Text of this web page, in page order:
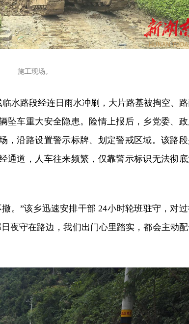
施工现场。
临水路段经连日雨水冲刷，大片路基被掏空、
坠车重大安全隐患。险情上报后，乡党委、
，沿路设置警示标牌、划定警戒区域。该路
通道，人车往来频繁，仅靠警示标识无法彻
。”该乡迅速安排干部 24小时轮班驻守，对
夜守在路边，我们出门心里踏实，都会主动